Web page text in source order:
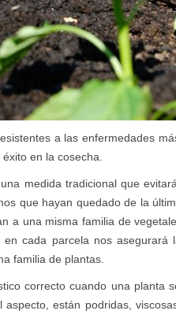
a las enfermedades
en la cosecha.
medida tradicional que
que hayan quedado de la
a una misma familia de
cada parcela nos asegurará
familia de plantas.
correcto cuando una planta
están podridas,